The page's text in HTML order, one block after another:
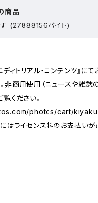
商品
(27888156バイト)
ディトリアル・コンテンツ』に
商用使用（ニュースや雑誌
ください。
photos/cart/
はライセンス料のお支払いが